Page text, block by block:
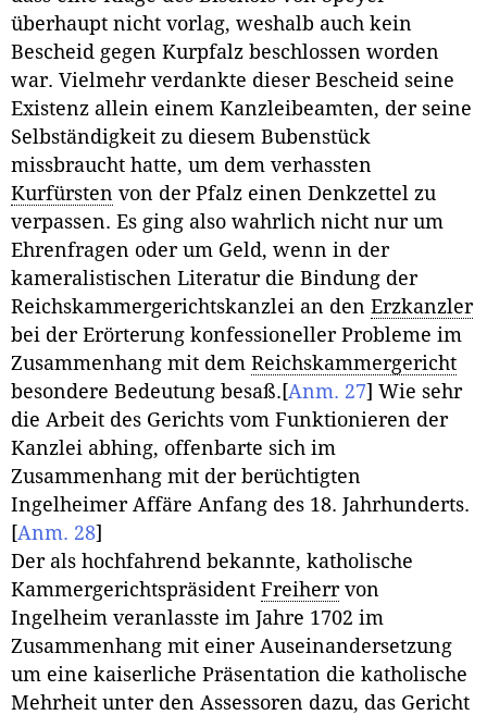
überhaupt nicht vorlag, weshalb auch kein
Bescheid gegen Kurpfalz beschlossen worden
war. Vielmehr verdankte dieser Bescheid seine
Existenz allein einem Kanzleibeamten, der seine
Selbständigkeit zu diesem Bubenstück
missbraucht hatte, um dem verhassten
Kurfürsten von der Pfalz einen Denkzettel zu
verpassen. Es ging also wahrlich nicht nur um
Ehrenfragen oder um Geld, wenn in der
kameralistischen Literatur die Bindung der
Reichskammergerichtskanzlei an den Erzkanzler
bei der Erörterung konfessioneller Probleme im
Zusammenhang mit dem Reichskammergericht
besondere Bedeutung besaß. [Anm. 27] Wie sehr
die Arbeit des Gerichts vom Funktionieren der
Kanzlei abhing, offenbarte sich im
Zusammenhang mit der berüchtigten
Ingelheimer Affäre Anfang des 18. Jahrhunderts.
[Anm. 28]
Der als hochfahrend bekannte, katholische
Kammergerichtspräsident Freiherrvon
Ingelheim veranlasste im Jahre 1702 im
Zusammenhang mit einer Auseinandersetzung
um eine kaiserliche Präsentation die katholische
Mehrheit unter den Assessoren dazu, das Gericht